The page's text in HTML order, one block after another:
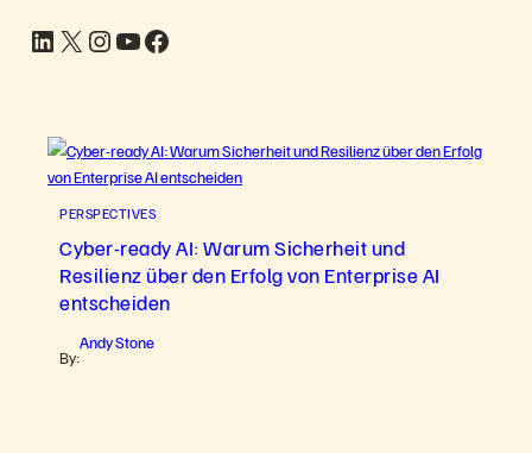
LinkedIn X Instagram YouTube Facebook
PERSPECTIVES
Cyber-ready AI: Warum Sicherheit und
Resilienz über den Erfolg von Enterprise AI
entscheiden
By:
Andy Stone